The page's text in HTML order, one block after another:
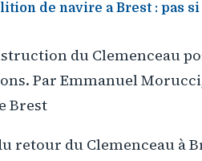
de navire a Brest : pas
du Clemenceau
Par Emmanuel
Brest
retour du Clemenceau à